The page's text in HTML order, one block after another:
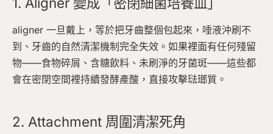
aligner 一旦戴上，等於把牙齒整個包起來，唾液沖刷不
到、牙齒的自然清潔機制完全失效。如果裡面有任何殘留
物——食物碎屑、含糖飲料、未刷淨的牙菌斑——這些都
會在密閉空間裡持續發酵產酸，直接攻擊琺瑯質。
2. Attachment 周圍清潔死角